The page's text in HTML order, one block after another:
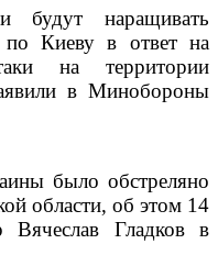
будут наращивать
по Киеву в ответ на
на территории
в Минобороны
было обстреляно
области, об этом 14
Вячеслав Гладков в